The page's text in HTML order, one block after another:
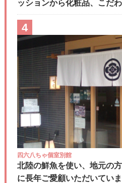
ッションから化粧品、こだ
4
四六八ちゃ個室別館
北陸の鮮魚を使い、地元の
に長年ご愛顧いただいてい